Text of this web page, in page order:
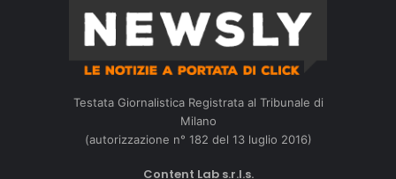
Testata Giornalistica Registrata al Tribunale di
Milano
(autorizzazione n° 182 del 13 luglio 2016)
Content Lab s.r.l.s.